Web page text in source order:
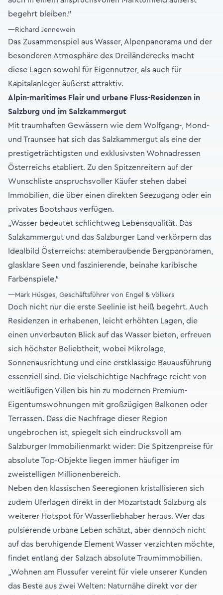
begehrt bleiben.”
—Richard Jennewein
Das Zusammenspiel aus Wasser, Alpenpanorama und der
besonderen Atmosphäre des Dreiländerecks macht
diese Lagen sowohl für Eigennutzer, als auch für
Kapitalanleger äußerst attraktiv.
Alpin-maritimes Flair und urbane Fluss-Residenzen in
Salzburg und im Salzkammergut
Mit traumhaften Gewässern wie dem Wolfgang-, Mond-
und Traunsee hat sich das Salzkammergut als eine der
prestigeträchtigsten und exklusivsten Wohnadressen
Österreichs etabliert. Zu den Spitzenreitern auf der
Wunschliste anspruchsvoller Käufer stehen dabei
Immobilien, die über einen direkten Seezugang oder ein
privates Bootshaus verfügen.
„Wasser bedeutet schlichtweg Lebensqualität. Das
Salzkammergut und das Salzburger Land verkörpern das
Idealbild Österreichs: atemberaubende Bergpanoramen,
glasklare Seen und faszinierende, beinahe karibische
Farbenspiele.“
—Mark Hüsges, Geschäftsführer von Engel & Völkers
Doch nicht nur die erste Seelinie ist heiß begehrt. Auch
Residenzen in erhabenen, leicht erhöhten Lagen, die
einen unverbauten Blick auf das Wasser bieten, erfreuen
sich höchster Beliebtheit, wobei Mikrolage,
Sonnenausrichtung und eine erstklassige Bauausführung
essenziell sind. Die vielschichtige Nachfrage reicht von
weitläufigen Villen bis hin zu modernen Premium-
Eigentumswohnungen mit großzügigen Balkonen oder
Terrassen. Dass die Nachfrage dieser Region
ungebrochen ist, spiegelt sich eindrucksvoll am
Salzburger Immobilienmarkt wider: Die Spitzenpreise für
absolute Top-Objekte liegen immer häufiger im
zweistelligen Millionenbereich.
Neben den klassischen Seeregionen kristallisieren sich
zudem Uferlagen direkt in der Mozartstadt Salzburg als
weiterer Hotspot für Wasserliebhaber heraus. Wer das
pulsierende urbane Leben schätzt, aber dennoch nicht
auf das beruhigende Element Wasser verzichten möchte,
findet entlang der Salzach absolute Traumimmobilien.
„Wohnen am Flussufer vereint für viele unserer Kunden
das Beste aus zwei Welten: Naturnähe direkt vor der